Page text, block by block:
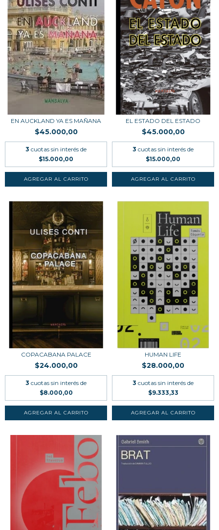
EN AUCKLAND YA ES MAÑANA
$45.000,00
3 cuotas sin interés de
$15.000,00
EL ESTADO DEL ESTADO
$45.000,00
3 cuotas sin interés de
$15.000,00
COPACABANA PALACE
$24.000,00
3 cuotas sin interés de
$8.000,00
HUMAN LIFE
$28.000,00
3 cuotas sin interés de
$9.333,33